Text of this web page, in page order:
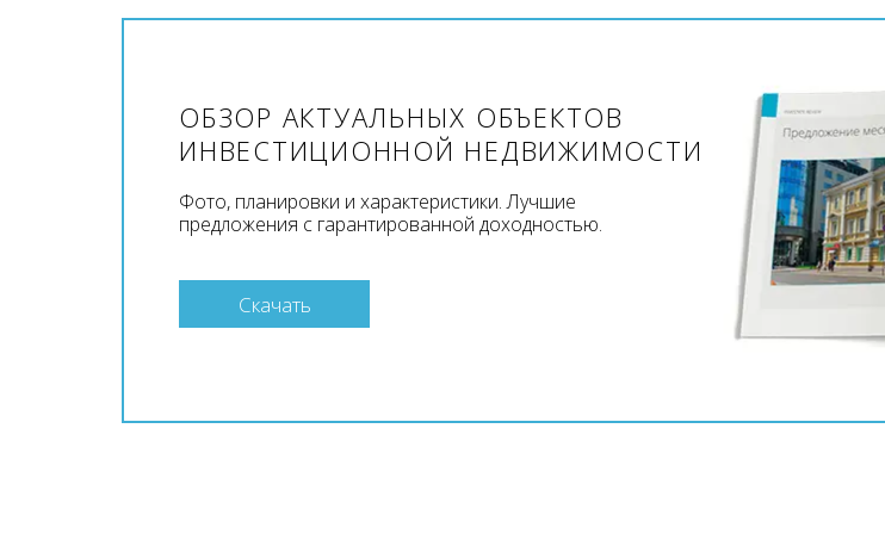
ОБЗОР АКТУАЛЬНЫХ ОБЪЕКТОВ
ИНВЕСТИЦИОННОЙ НЕДВИЖИМОСТИ
Фото, планировки и характеристики. Лучшие
предложения с гарантированной доходностью.
Скачать